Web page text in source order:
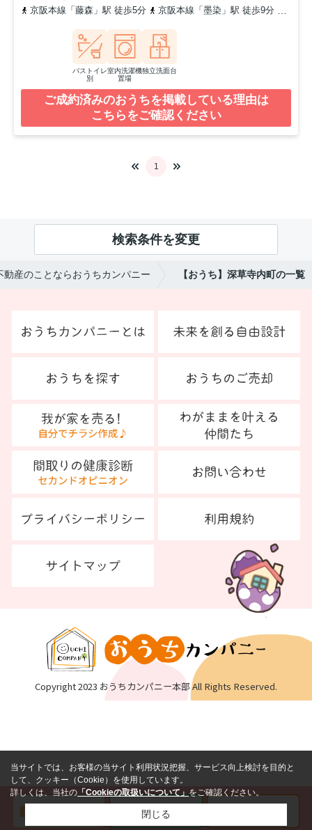
京阪本線「藤森」駅 徒歩5分
京阪本線「墨染」駅 徒歩9分
バストイレ
別
室内洗濯機
置場
独立洗面台
ご成約済みのおうちを掲載している理由は
こちらをご確認ください
1
検索条件を変更
動産のことならおうちカンパニー 【おうち】深草寺内町の一覧
Copyright 2023 おうちカンパニー本部 All Rights Reserved.
当サイトでは、お客様の当サイト利用状況把握、サービス向上検討を目的と
して、クッキー（Cookie）を使用しています。
詳しくは、当社の 「Cookieの取扱いについて」 をご確認ください。
閉じる